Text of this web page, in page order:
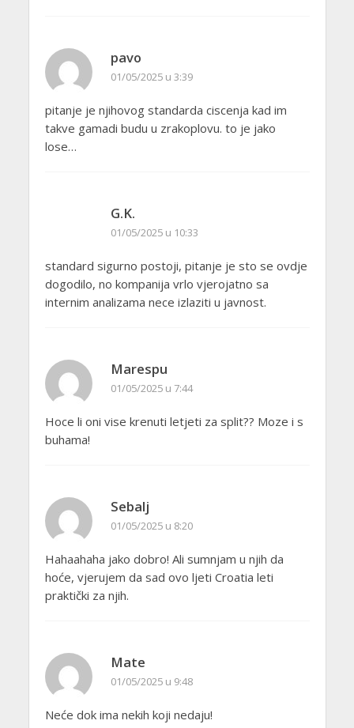
pavo
01/05/2025 u 3:39
pitanje je njihovog standarda ciscenja kad im
takve gamadi budu u zrakoplovu. to je jako
lose…
G.K.
01/05/2025 u 10:33
standard sigurno postoji, pitanje je sto se ovdje
dogodilo, no kompanija vrlo vjerojatno sa
internim analizama nece izlaziti u javnost.
Marespu
01/05/2025 u 7:44
Hoce li oni vise krenuti letjeti za split?? Moze i s
buhama!
Sebalj
01/05/2025 u 8:20
Hahaahaha jako dobro! Ali sumnjam u njih da
hoće, vjerujem da sad ovo ljeti Croatia leti
praktički za njih.
Mate
01/05/2025 u 9:48
Neće dok ima nekih koji nedaju!